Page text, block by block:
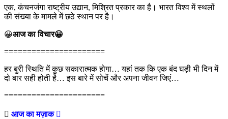
एक, कंचनजंगा राष्ट्रीय उद्यान, मिश्रित प्रकार का है। भारत विश्व में स्थलों
की संख्या के मामले में छठे स्थान पर है।
😀आज का विचार😀
======================
हर बुरी स्थिति में कुछ सकारात्मक होगा… यहां तक कि एक बंद घड़ी भी दिन में
दो बार सही होती है… इस बारे में सोचें और अपना जीवन जिएं…
======================
 आज का मज़ाक 